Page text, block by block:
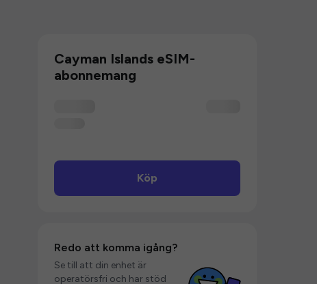
Cayman Islands eSIM-
abonnemang
Köp
Redo att komma igång?
Se till att din enhet är
operatörsfri och har stöd